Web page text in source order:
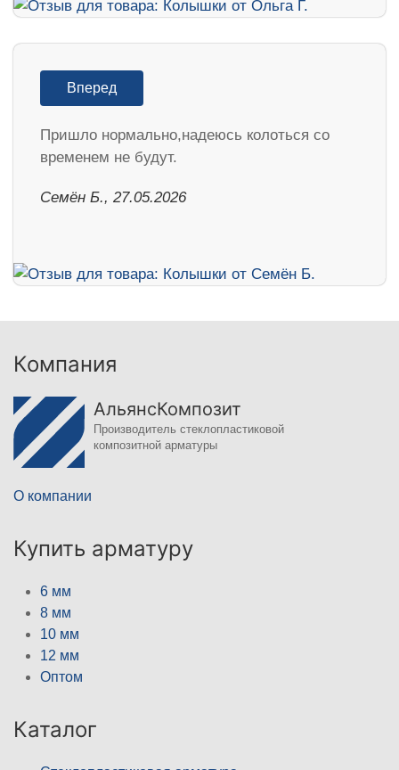
Вперед
Пришло нормально,надеюсь колоться со
временем не будут.
Семён Б., 27.05.2026
Компания
АльянсКомпозит
Производитель стеклопластиковой
композитной арматуры
О компании
Купить арматуру
6 мм
8 мм
10 мм
12 мм
Оптом
Каталог